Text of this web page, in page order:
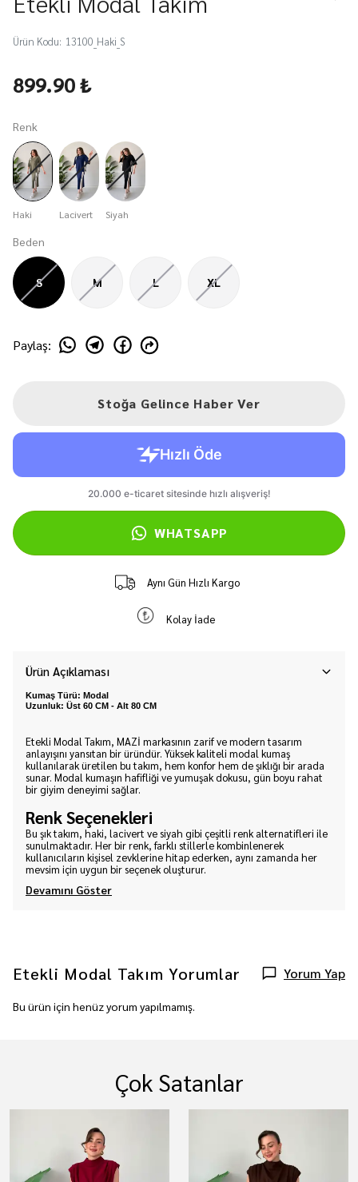
Ürün Kodu: 13100_Haki_S
899.90 ₺
Renk
Haki Lacivert Siyah
Beden
S M L XL
Paylaş:
Stoğa Gelince Haber Ver
WHATSAPP
Aynı Gün Hızlı Kargo
Kolay İade
Ürün Açıklaması
Kumaş Türü: Modal
Uzunluk: Üst 60 CM - Alt 80 CM
Etekli Modal Takım, MAZİ markasının zarif ve modern tasarım
anlayışını yansıtan bir üründür. Yüksek kaliteli modal kumaş
kullanılarak üretilen bu takım, hem konfor hem de şıklığı bir arada
sunar. Modal kumaşın hafifliği ve yumuşak dokusu, gün boyu rahat
bir giyim deneyimi sağlar.
Renk Seçenekleri
Bu şık takım, haki, lacivert ve siyah gibi çeşitli renk alternatifleri ile
sunulmaktadır. Her bir renk, farklı stillerle kombinlenerek
kullanıcıların kişisel zevklerine hitap ederken, aynı zamanda her
mevsim için uygun bir seçenek oluşturur.
Devamını Göster
Etekli Modal Takım Yorumlar Yorum Yap
Bu ürün için henüz yorum yapılmamış.
Çok Satanlar